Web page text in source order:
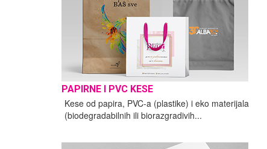
PAPIRNE I PVC KESE
Kese od papira, PVC-a (plastike) i eko materijala
(biodegradabilnih ili biorazgradivih...